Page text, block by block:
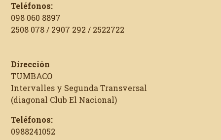
Teléfonos:
098 060 8897
2508 078 / 2907 292 / 2522722
Dirección
TUMBACO
Intervalles y Segunda Transversal
(diagonal Club El Nacional)
Teléfonos:
0988241052